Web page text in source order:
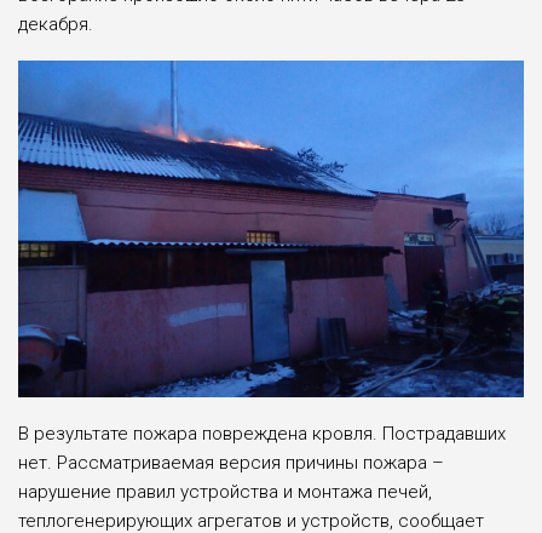
декабря.
В результате пожара повреждена кровля. Пострадавших
нет. Рассматриваемая версия причины пожара –
нарушение правил устройства и монтажа печей,
теплогенерирующих агрегатов и устройств, сообщает